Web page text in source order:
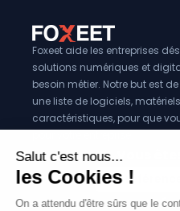
Foxeet aide les entreprises
solutions numériques et
besoin métier. Notre but est
une liste de logiciels,
caractéristiques, pour que
Vous
Se